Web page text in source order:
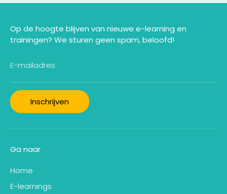
Op de hoogte blijven van nieuwe e-learning en
trainingen? We sturen geen spam, beloofd!
E-mailadres
Inschrijven
Ga naar
Home
E-learnings